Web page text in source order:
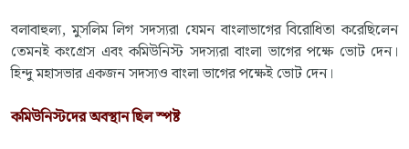
বলাবাহুল্য, মুসলিম লিগ সদস্যরা যেমন বাংলাভাগের বিরোধিতা করেছিলেন
তেমনই কংগ্রেস এবং কমিউনিস্ট সদস্যরা বাংলা ভাগের পক্ষে ভোট দেন।
হিন্দু মহাসভার একজন সদস্যও বাংলা ভাগের পক্ষেই ভোট দেন।
কমিউনিস্টদের অবস্থান ছিল স্পষ্ট